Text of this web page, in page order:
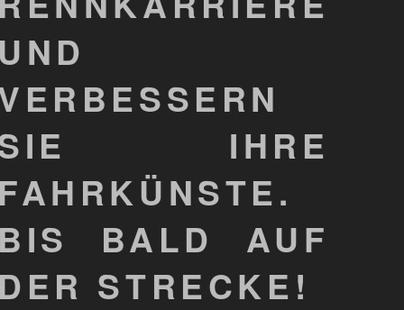
IHRE
BALD AUF
STRECKE!